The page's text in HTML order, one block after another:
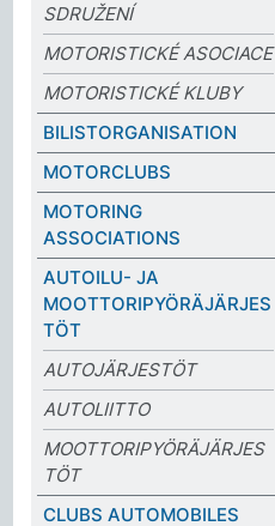
SDRUŽENÍ
MOTORISTICKÉ ASOCIACE
MOTORISTICKÉ KLUBY
BILISTORGANISATION
MOTORCLUBS
MOTORING
ASSOCIATIONS
AUTOILU- JA
MOOTTORIPYÖRÄJÄRJES
TÖT
AUTOJÄRJESTÖT
AUTOLIITTO
MOOTTORIPYÖRÄJÄRJES
TÖT
CLUBS AUTOMOBILES